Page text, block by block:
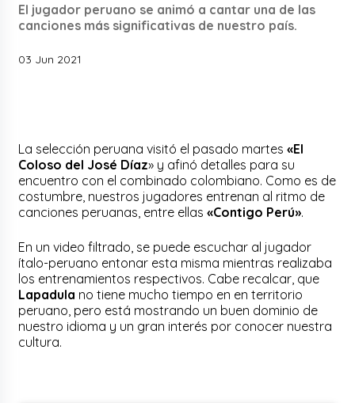
El jugador peruano se animó a cantar una de las
canciones más significativas de nuestro país.
03 Jun 2021
La selección peruana visitó el pasado martes«El
Coloso del José Díaz» y afinó detalles para su
encuentro con el combinado colombiano. Como es de
costumbre, nuestros jugadores entrenan al ritmo de
canciones peruanas, entre ellas«Contigo Perú».
En un video filtrado, se puede escuchar al jugador
ítalo-peruano entonar esta misma mientras realizaba
los entrenamientos respectivos. Cabe recalcar, que
Lapadula no tiene mucho tiempo en en territorio
peruano, pero está mostrando un buen dominio de
nuestro idioma y un gran interés por conocer nuestra
cultura.